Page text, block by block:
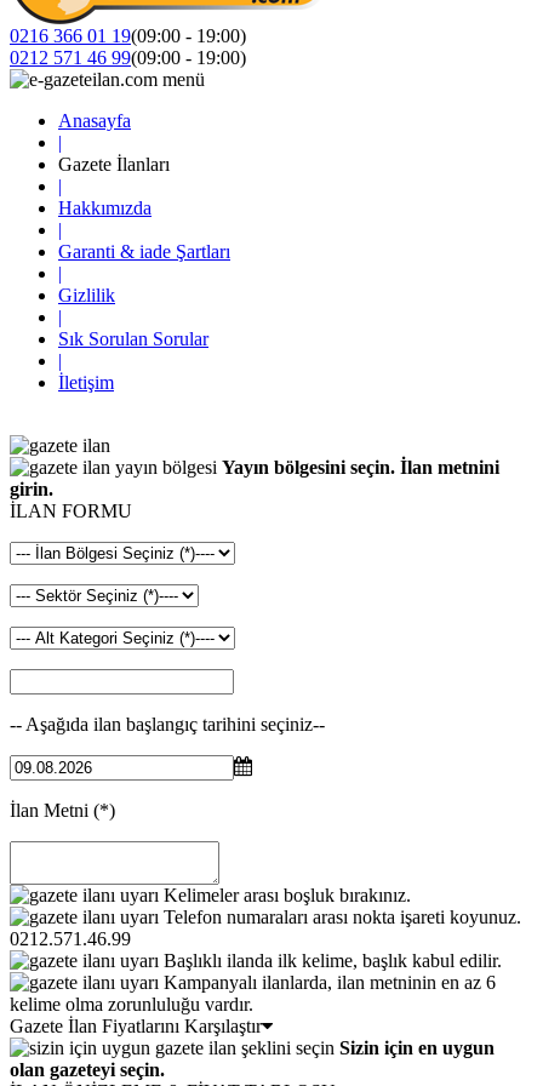
0216 366 01 19(09:00 - 19:00)
0212 571 46 99(09:00 - 19:00)
Anasayfa
|
Gazete İlanları
|
Hakkımızda
|
Garanti & iade Şartları
|
Gizlilik
|
Sık Sorulan Sorular
|
İletişim
Yayın bölgesini seçin. İlan metnini
girin.
İLAN FORMU
-- Aşağıda ilan başlangıç tarihini seçiniz--
İlan Metni (*)
Kelimeler arası boşluk bırakınız.
Telefon numaraları arası nokta işareti koyunuz.
0212.571.46.99
Başlıklı ilanda ilk kelime, başlık kabul edilir.
Kampanyalı ilanlarda, ilan metninin en az 6
kelime olma zorunluluğu vardır.
Gazete İlan Fiyatlarını Karşılaştır
Sizin için en uygun
olan gazeteyi seçin.